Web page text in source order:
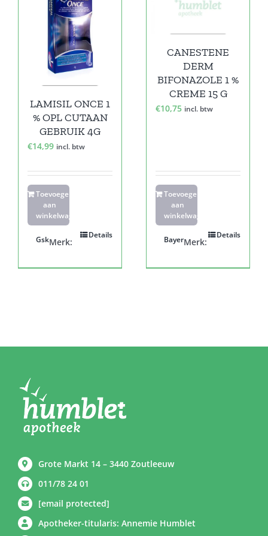
LAMISIL ONCE 1
% OPL CUTAAN
GEBRUIK 4G
€14,99 incl. btw
Toevoegen
aan
winkelwagen
Details
Merk:
Gsk
CANESTENE
DERM
BIFONAZOLE 1 %
CREME 15 G
€10,75 incl. btw
Toevoegen
aan
winkelwagen
Details
Merk:
Bayer
Grote Markt 14 – 3440 Zoutleeuw
011/78 24 01
[email protected]
Apotheker-titularis: Annemie Humblet